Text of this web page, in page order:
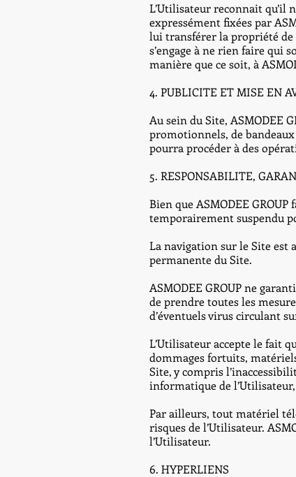
L’Utilisateur reconnait qu’il
expressément fixées par
lui transférer la propriété
s’engage à ne rien faire qui
manière que ce soit, à
4. PUBLICITE ET MISE EN
Au sein du Site, ASMODEE
promotionnels, de bandeaux
pourra procéder à des
5. RESPONSABILITE,
Bien que ASMODEE
temporairement suspendu
La navigation sur le Site est
permanente du Site.
ASMODEE GROUP ne
de prendre toutes les
d’éventuels virus circulant
L’Utilisateur accepte le fait
dommages fortuits,
Site, y compris
informatique de
Par ailleurs, tout matériel
risques de l’Utilisateur.
l’Utilisateur.
6. HYPERLIENS